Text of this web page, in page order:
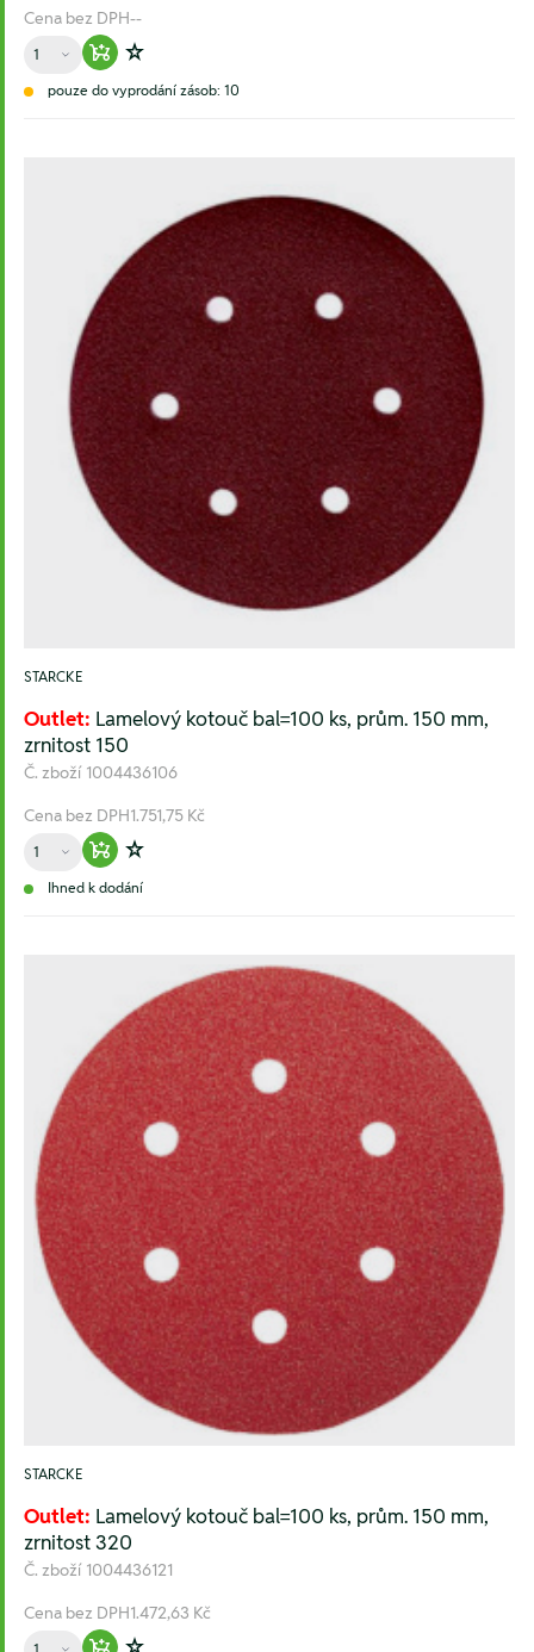
Cena bez DPH--
Množství
Warenkorb hinzufügen
Zur Wunschliste hinzufügen
pouze do vyprodání zásob: 10
STARCKE
Outlet: Lamelový kotouč bal=100 ks, prům. 150 mm,
zrnitost 150
Č. zboží 1004436106
Cena bez DPH1.751,75 Kč
Množství
Warenkorb hinzufügen
Zur Wunschliste hinzufügen
Ihned k dodání
STARCKE
Outlet: Lamelový kotouč bal=100 ks, prům. 150 mm,
zrnitost 320
Č. zboží 1004436121
Cena bez DPH1.472,63 Kč
Množství